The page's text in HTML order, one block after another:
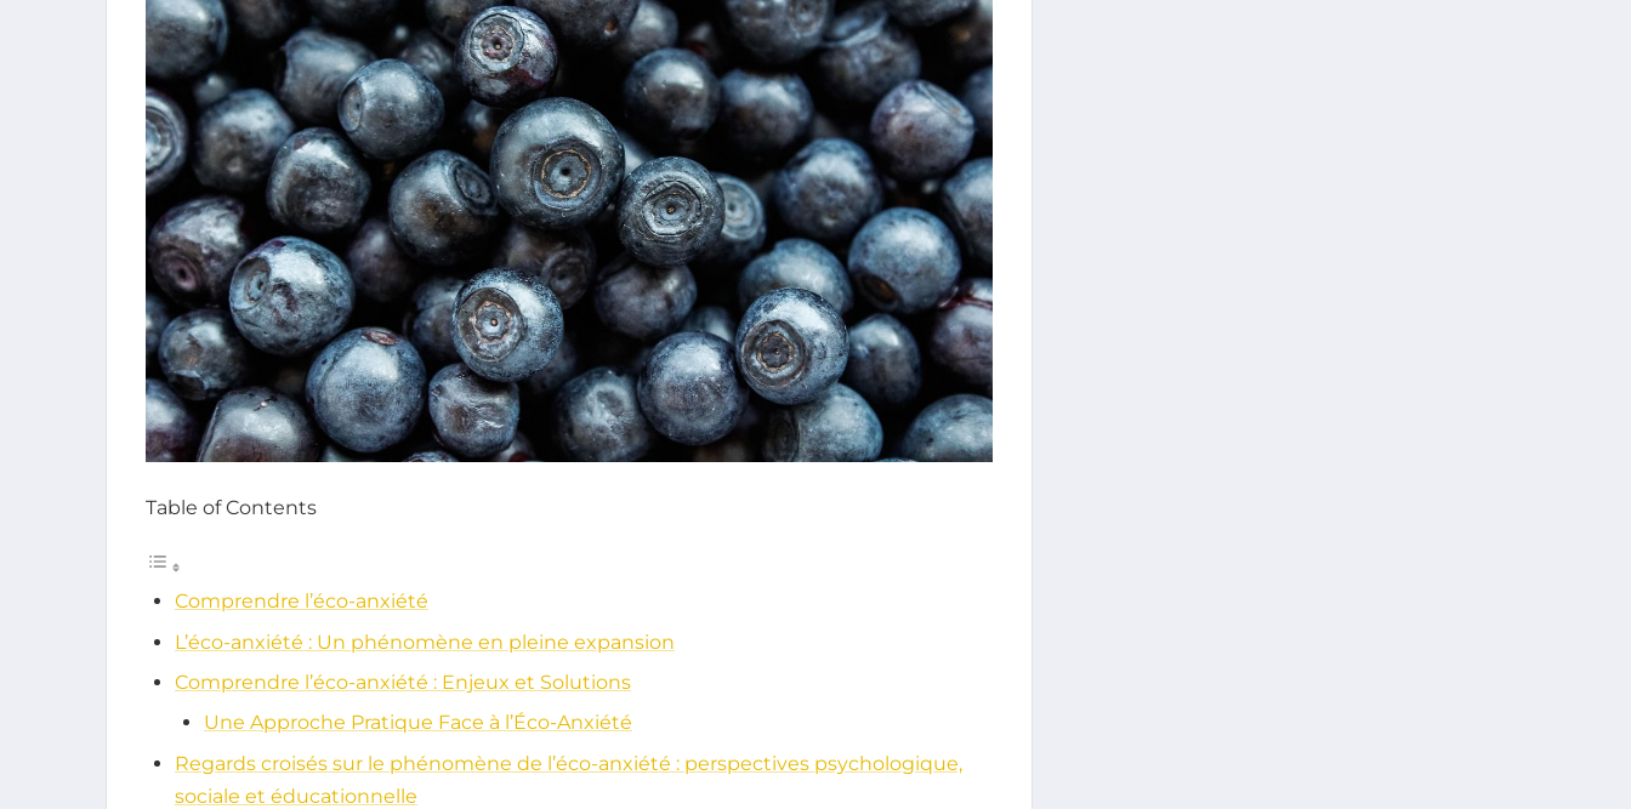
Table of Contents
Comprendre l’éco-anxiété
L’éco-anxiété : Un phénomène en pleine expansion
Comprendre l’éco-anxiété : Enjeux et Solutions
Une Approche Pratique Face à l’Éco-Anxiété
Regards croisés sur le phénomène de l’éco-anxiété : perspectives psychologique,
sociale et éducationnelle